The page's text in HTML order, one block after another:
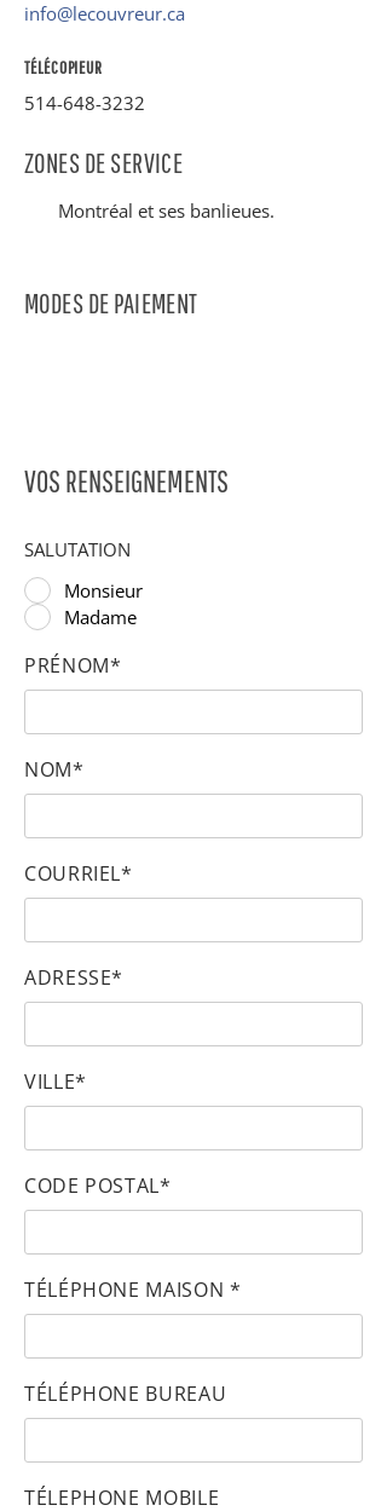
info@lecouvreur.ca
TÉLÉCOPIEUR
514-648-3232
ZONES DE SERVICE
Montréal et ses banlieues.
MODES DE PAIEMENT
VOS RENSEIGNEMENTS
SALUTATION
Monsieur
Madame
PRÉNOM*
NOM*
COURRIEL*
ADRESSE*
VILLE*
CODE POSTAL*
TÉLÉPHONE MAISON *
TÉLÉPHONE BUREAU
TÉLEPHONE MOBILE